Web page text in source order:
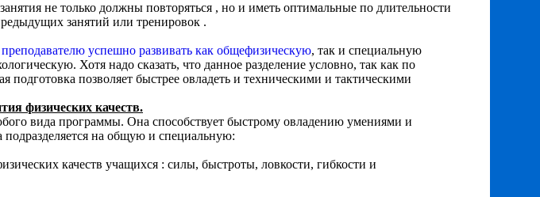
не только должны повторяться , но и иметь оптимальные по длительности
занятий или тренировок .
преподавателю успешно развивать как общефизическую, так и специальную
Хотя надо сказать, что данное разделение условно, так как по
позволяет быстрее овладеть и техническими и тактическими
физических качеств.
вида программы. Она способствует быстрому овладению умениями и
на общую и специальную:
качеств учащихся : силы, быстроты, ловкости, гибкости и